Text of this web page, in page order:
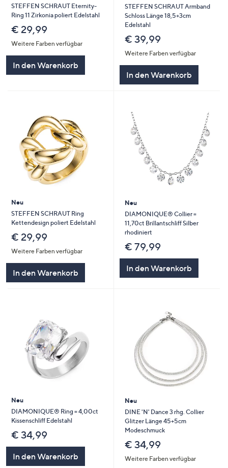
diese
anzuzeigen.
STEFFEN SCHRAUT Eternity-
Ring 11 Zirkonia poliert Edelstahl
€ 29,99
Weitere Farben verfügbar
In den Warenkorb
STEFFEN SCHRAUT Armband
Schloss Länge 18,5+3cm
Edelstahl
€ 39,99
Weitere Farben verfügbar
In den Warenkorb
Neu
STEFFEN SCHRAUT Ring
Kettendesign poliert Edelstahl
€ 29,99
Weitere Farben verfügbar
In den Warenkorb
Neu
DIAMONIQUE® Collier =
11,70ct Brillantschliff Silber
rhodiniert
€ 79,99
In den Warenkorb
Neu
DIAMONIQUE® Ring = 4,00ct
Kissenschliff Edelstahl
€ 34,99
In den Warenkorb
Neu
DINE 'N' Dance 3 rhg. Collier
Glitzer Länge 45+5cm
Modeschmuck
€ 34,99
Weitere Farben verfügbar